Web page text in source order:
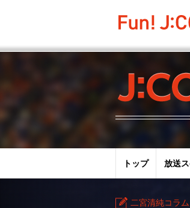
トップ 放送
二宮清純コラ